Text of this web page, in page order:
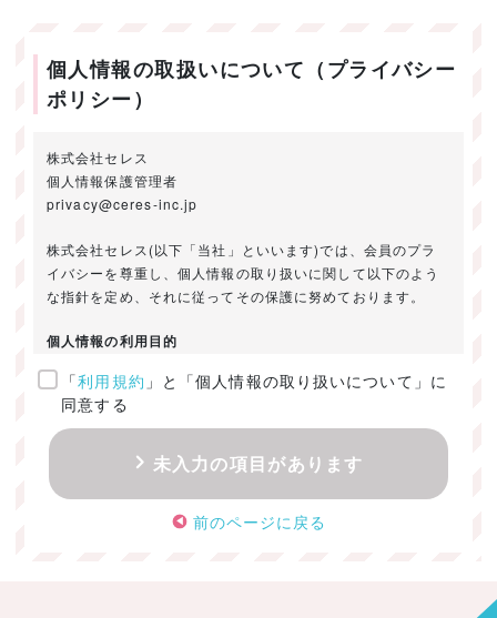
個人情報の取扱いについて（プライバシー
ポリシー）
株式会社セレス
個人情報保護管理者
privacy@ceres-inc.jp
株式会社セレス(以下「当社」といいます)では、会員のプラ
イバシーを尊重し、個人情報の取り扱いに関して以下のよう
な指針を定め、それに従ってその保護に努めております。
個人情報の利用目的
ご提供いただきました個人情報は、以下のためにのみ利用い
たします。
・お問い合わせに対する回答及び資料送付のご連絡
・当社のお客様向けサービスの提供
・本人確認
・サービスの開発・改善のための分析
「利用規約 」と「個人情報の取り扱いについて」に
同意する
未入力の項目があります
前のページに戻る